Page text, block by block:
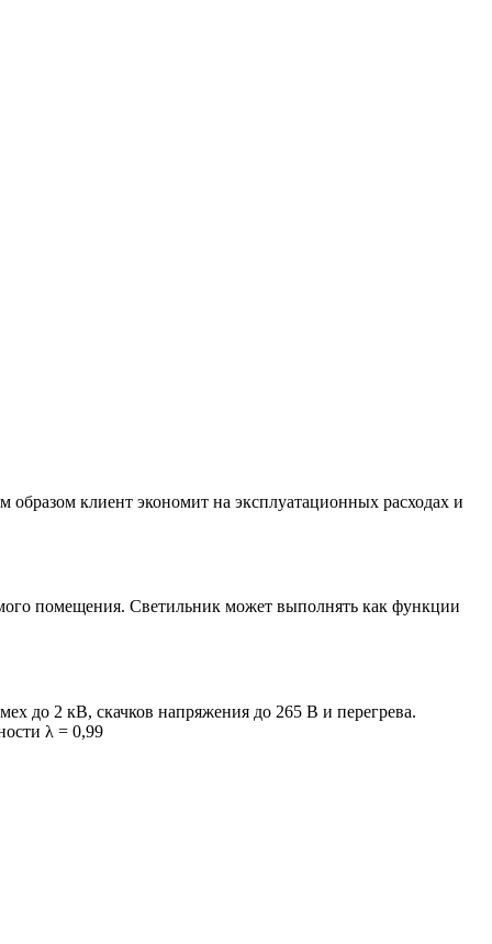
клиент экономит на эксплуатационных расходах и
помещения. Светильник может выполнять как функции
до 2 кВ, скачков напряжения до 265 В и перегрева.
λ = 0,99